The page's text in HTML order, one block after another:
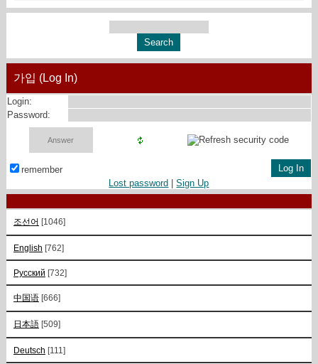
가입 (Log In)
Login:
Password:
remember
Lost password |Sign Up
조선어 [1046]
English [762]
Русский [732]
中国语 [666]
日本語 [509]
Deutsch [111]